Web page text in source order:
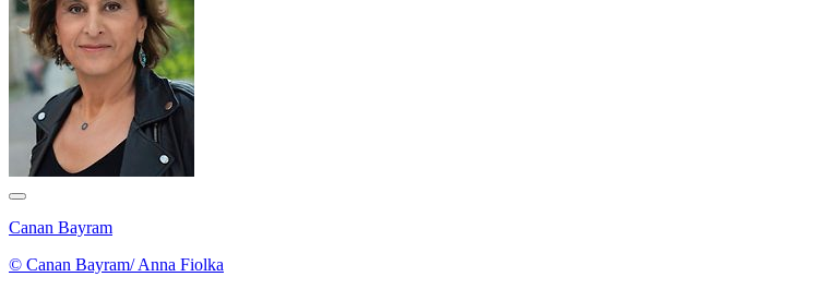
Canan Bayram
© Canan Bayram/ Anna Fiolka